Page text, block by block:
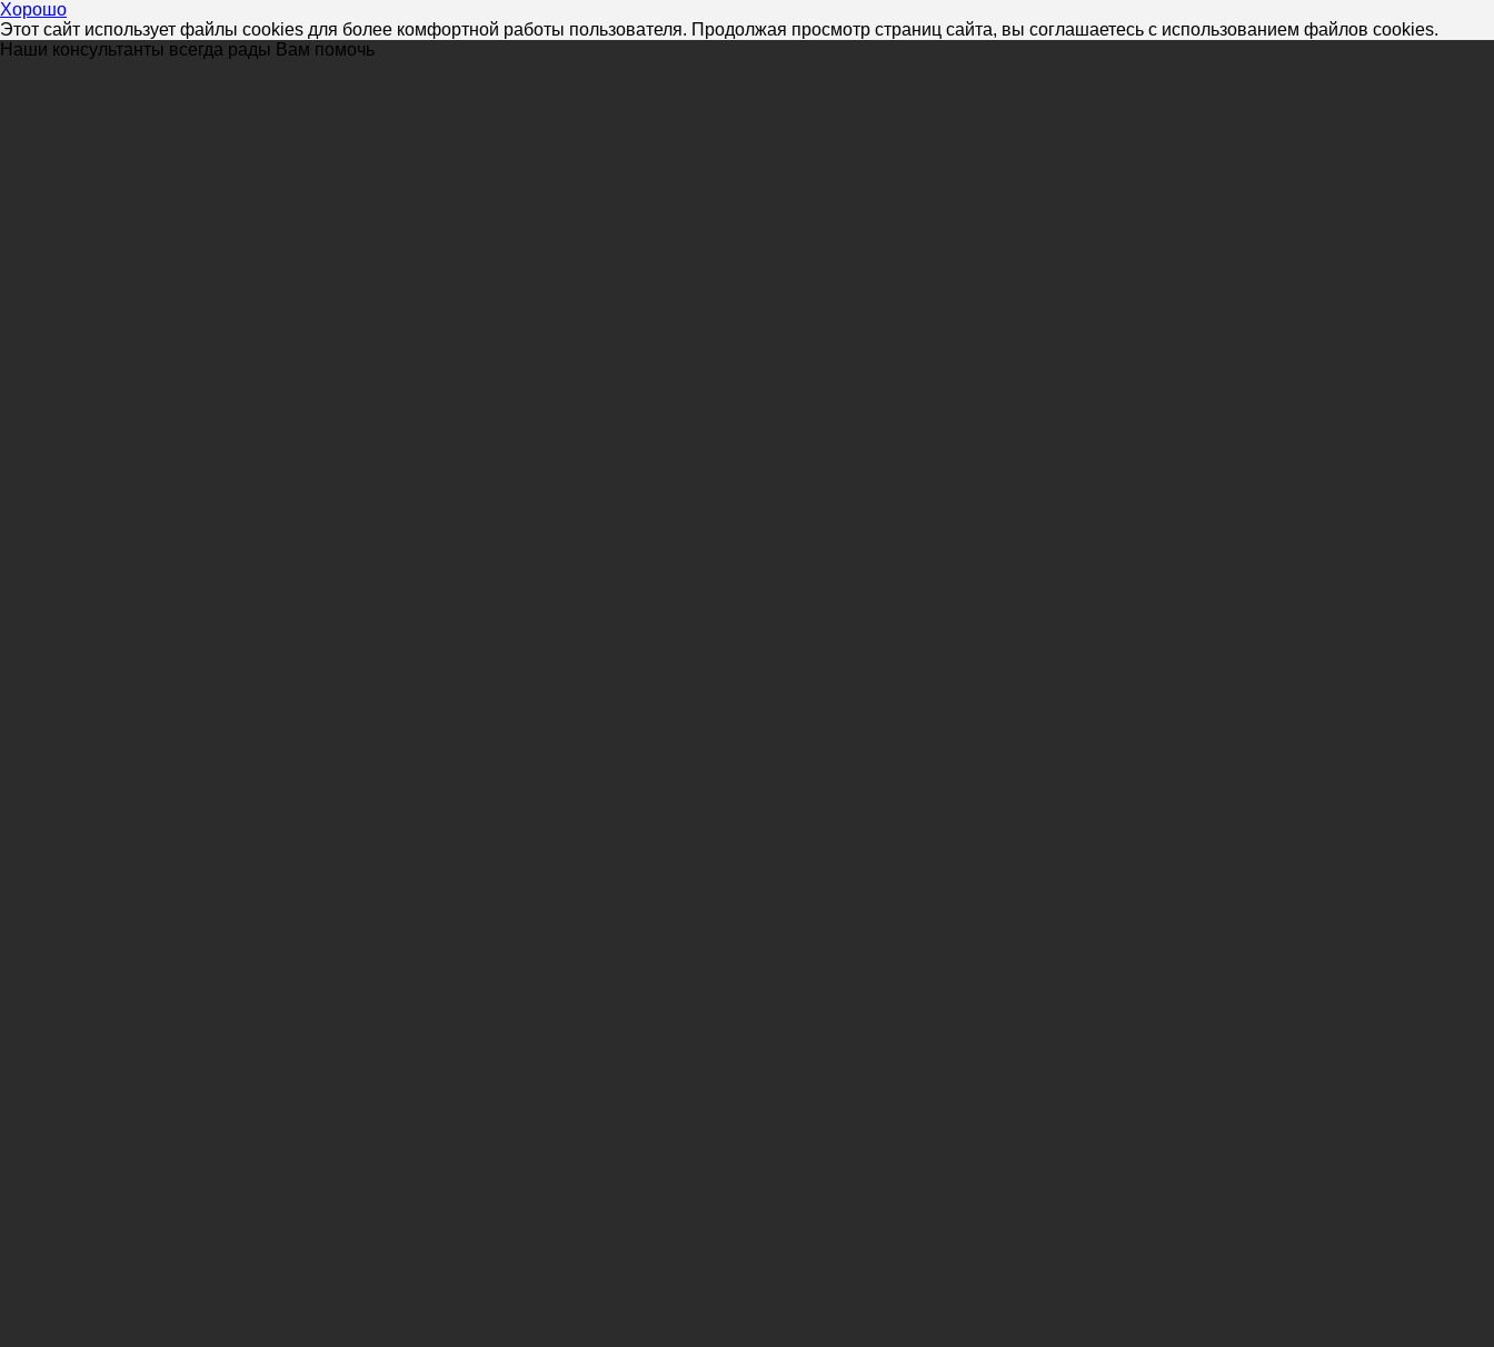
Хорошо
Этот сайт использует файлы cookies для более комфортной работы пользователя. Продолжая просмотр страниц сайта, вы соглашаетесь с использованием файлов cookies.
Наши консультанты всегда рады Вам помочь